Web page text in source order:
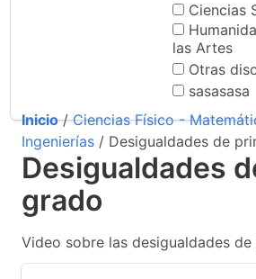
Ciencias
las Artes
Otras
sasasasa
Inicio/Ciencias Físico -
Ingenierías / Desigualdades de
Desigualdades
grado
Video sobre las desigualdades